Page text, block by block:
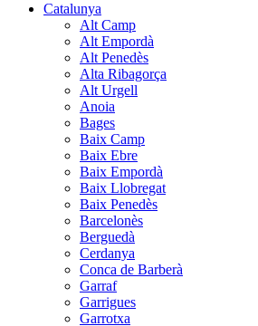
Catalunya
Alt Camp
Alt Empordà
Alt Penedès
Alta Ribagorça
Alt Urgell
Anoia
Bages
Baix Camp
Baix Ebre
Baix Empordà
Baix Llobregat
Baix Penedès
Barcelonès
Berguedà
Cerdanya
Conca de Barberà
Garraf
Garrigues
Garrotxa